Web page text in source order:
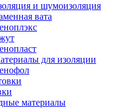
и шумоизоляция
вата
для изоляции